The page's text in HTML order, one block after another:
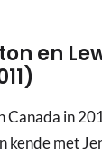
en
Canada in
kende met